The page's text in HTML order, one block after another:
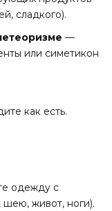
сладкого).
—
или симетикон
как есть.
одежду с
живот, ноги).